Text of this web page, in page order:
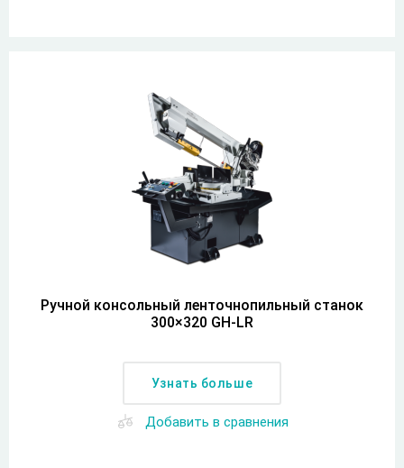
Ручной консольный ленточнопильный станок
300×320 GH-LR
Узнать больше
Добавить в сравнения